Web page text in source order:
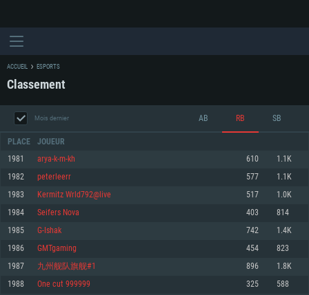
CONFIGURATION SYSTÈME REQUISE
Minimum
OS: Windows 10 (64 bit)
Minimum
OS: Mac OS Big Sur 11.0 ou plus récent
Minimum
OS: Les configurations Linux 64 bits les plus modernes
ACCUEIL ESPORTS
Classement
Mois dernier AB RB SB
PLACE JOUEUR
1981 arya-k-m-kh 610 1.1K
1982 peterleerr 577 1.1K
1983 Kermitz Wrld792@live 517 1.0K
1984 Seifers Nova 403 814
1985 G-Ishak 742 1.4K
1986 GMTgaming 454 823
1987 九州舰队旗舰#1 896 1.8K
1988 One cut 999999 325 588